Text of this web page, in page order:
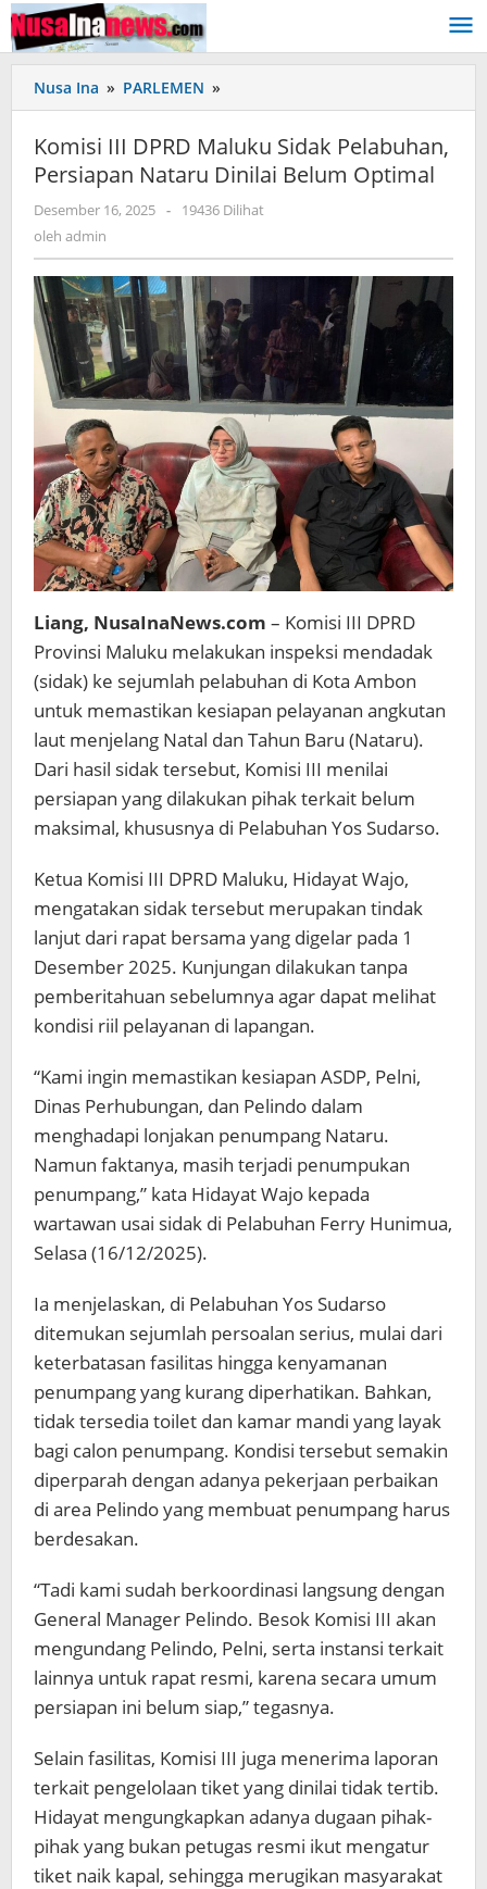
Lewati
ke
konten
Nusa Ina » PARLEMEN »
III
DPRD
Maluku
Sidak
Pelabuhan,
Belum
Optimal
Komisi III DPRD Maluku Sidak Pelabuhan,
Persiapan Nataru Dinilai Belum Optimal
Desember 16, 2025 oleh
-
19436 Dilihat
oleh admin
Liang, NusaInaNews.com – Komisi III DPRD
Provinsi Maluku melakukan inspeksi mendadak
(sidak) ke sejumlah pelabuhan di Kota Ambon
untuk memastikan kesiapan pelayanan angkutan
laut menjelang Natal dan Tahun Baru (Nataru).
Dari hasil sidak tersebut, Komisi III menilai
persiapan yang dilakukan pihak terkait belum
maksimal, khususnya di Pelabuhan Yos Sudarso.
Ketua Komisi III DPRD Maluku, Hidayat Wajo,
mengatakan sidak tersebut merupakan tindak
lanjut dari rapat bersama yang digelar pada 1
Desember 2025. Kunjungan dilakukan tanpa
pemberitahuan sebelumnya agar dapat melihat
kondisi riil pelayanan di lapangan.
“Kami ingin memastikan kesiapan ASDP, Pelni,
Dinas Perhubungan, dan Pelindo dalam
menghadapi lonjakan penumpang Nataru.
Namun faktanya, masih terjadi penumpukan
penumpang,” kata Hidayat Wajo kepada
wartawan usai sidak di Pelabuhan Ferry Hunimua,
Selasa (16/12/2025).
Ia menjelaskan, di Pelabuhan Yos Sudarso
ditemukan sejumlah persoalan serius, mulai dari
keterbatasan fasilitas hingga kenyamanan
penumpang yang kurang diperhatikan. Bahkan,
tidak tersedia toilet dan kamar mandi yang layak
bagi calon penumpang. Kondisi tersebut semakin
diperparah dengan adanya pekerjaan perbaikan
di area Pelindo yang membuat penumpang harus
berdesakan.
“Tadi kami sudah berkoordinasi langsung dengan
General Manager Pelindo. Besok Komisi III akan
mengundang Pelindo, Pelni, serta instansi terkait
lainnya untuk rapat resmi, karena secara umum
persiapan ini belum siap,” tegasnya.
Selain fasilitas, Komisi III juga menerima laporan
terkait pengelolaan tiket yang dinilai tidak tertib.
Hidayat mengungkapkan adanya dugaan pihak-
pihak yang bukan petugas resmi ikut mengatur
tiket naik kapal, sehingga merugikan masyarakat